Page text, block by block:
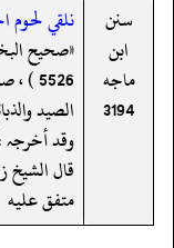
سنن
ابن
ماجه
3194
نلقي لحوم
وقد أخرجہ : مسند
قال الشيخ
متفق عليه